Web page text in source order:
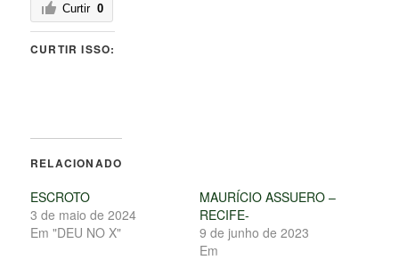
Curtir 0
CURTIR ISSO:
RELACIONADO
ESCROTO
3 de maio de 2024
Em "DEU NO X"
MAURÍCIO ASSUERO –
RECIFE-
9 de junho de 2023
Em